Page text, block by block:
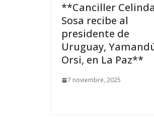
**Canciller Celinda
Sosa recibe al
presidente de
Uruguay,
Orsi, en La Paz**
7 noviembre, 2025